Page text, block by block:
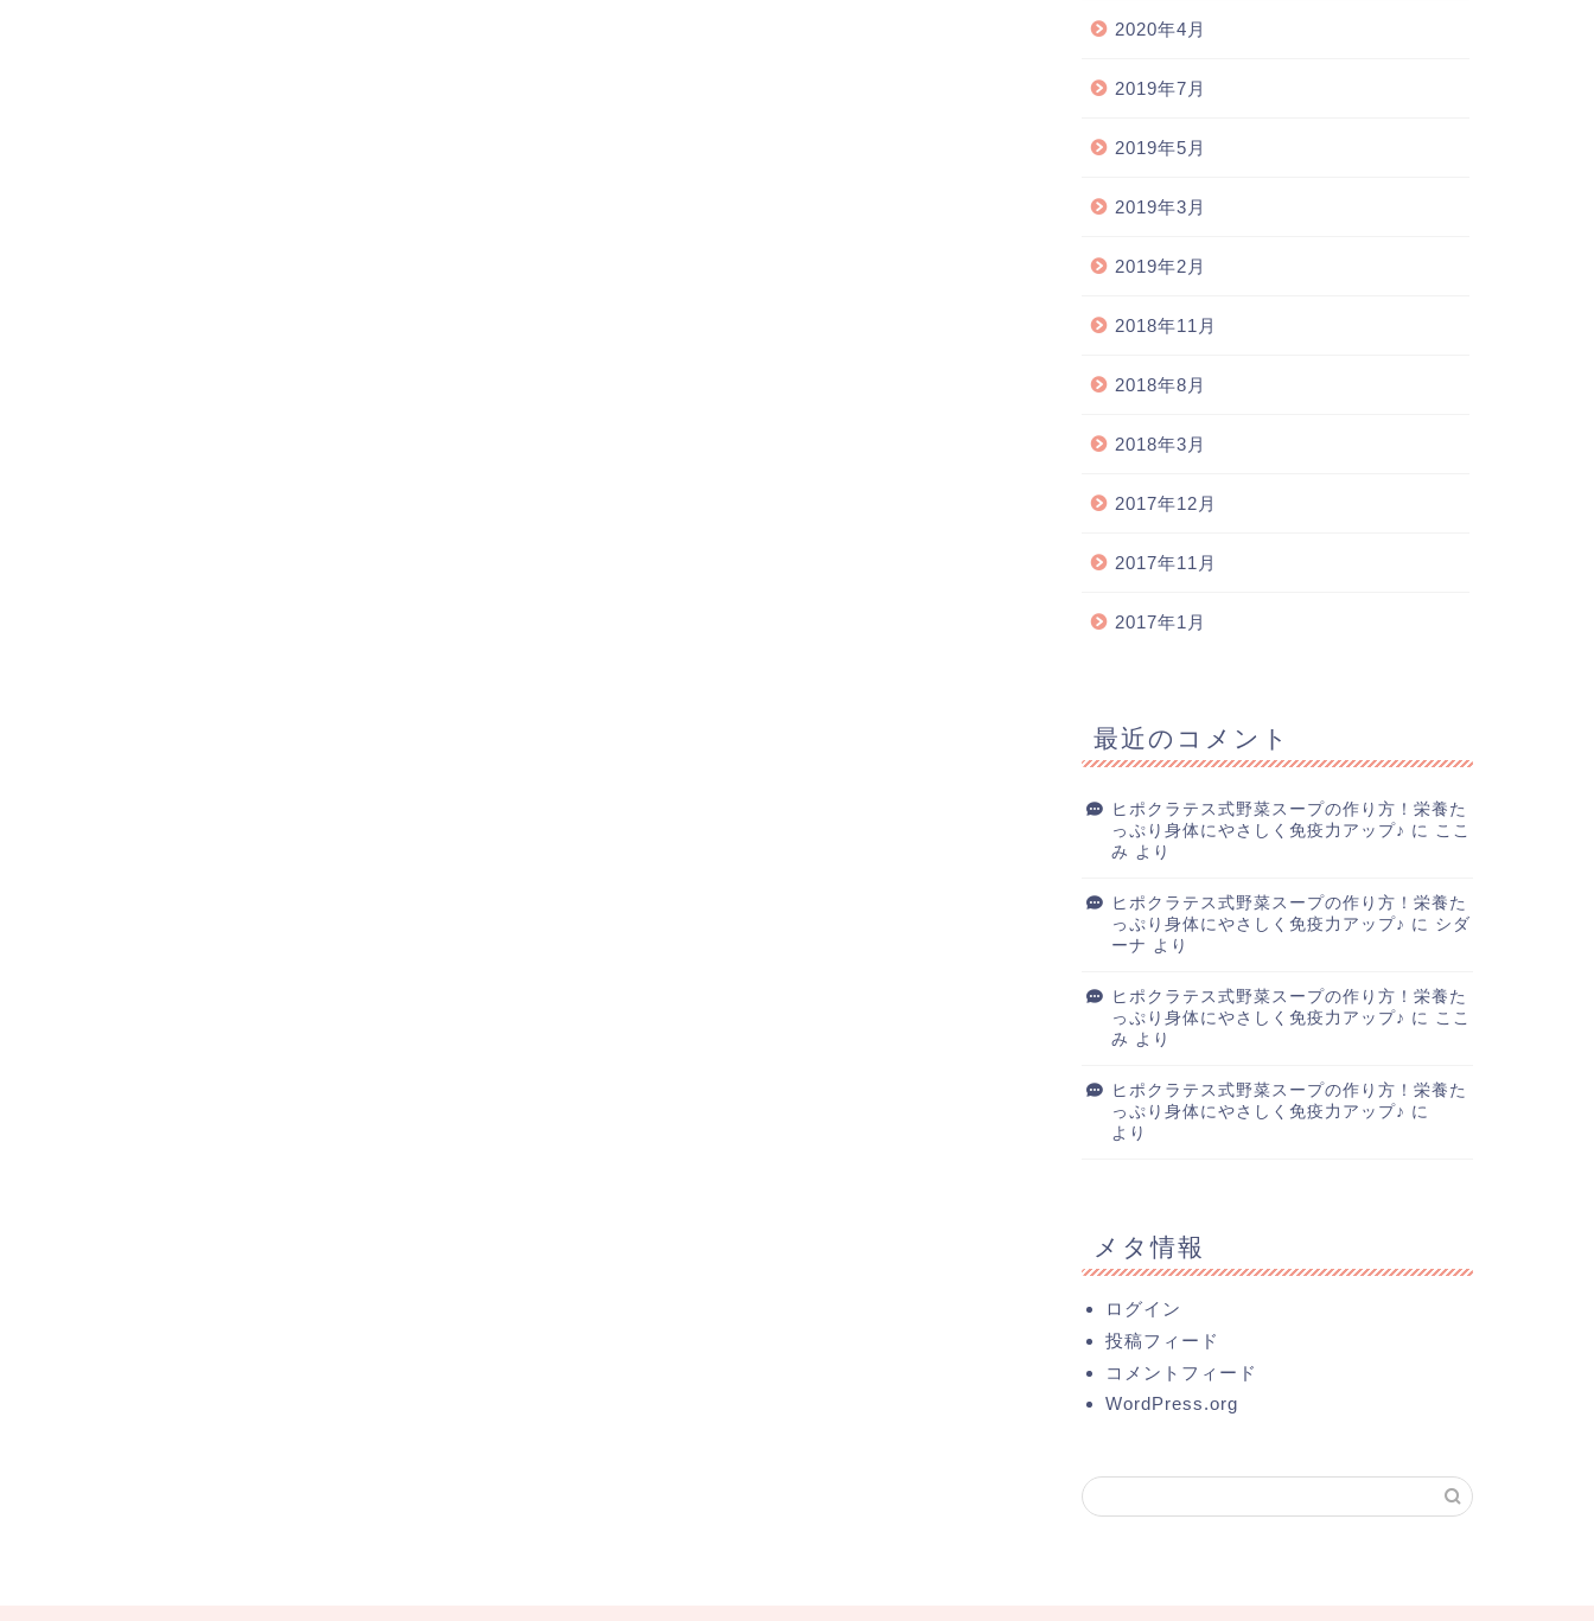
2020年4月
2019年7月
2019年5月
2019年3月
2019年2月
2018年11月
2018年8月
2018年3月
2017年12月
2017年11月
2017年1月
最近のコメント
ヒポクラテス式野菜スープの作り方！栄養た
っぷり身体にやさしく免疫力アップ♪ に ここ
み より
ヒポクラテス式野菜スープの作り方！栄養た
っぷり身体にやさしく免疫力アップ♪ に シダ
ーナ より
ヒポクラテス式野菜スープの作り方！栄養た
っぷり身体にやさしく免疫力アップ♪ に ここ
み より
ヒポクラテス式野菜スープの作り方！栄養た
っぷり身体にやさしく免疫力アップ♪ に
より
メタ情報
ログイン
投稿フィード
コメントフィード
WordPress.org